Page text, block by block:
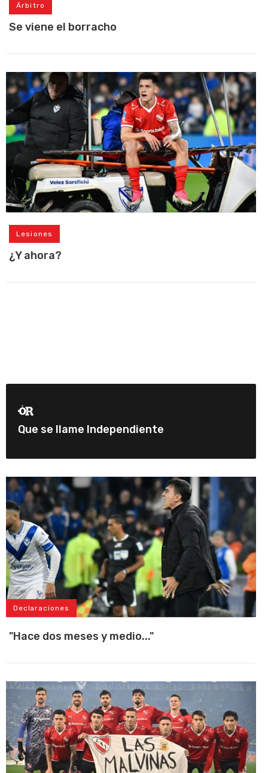
Árbitro
Se viene el borracho
Lesiones
¿Y ahora?
Que se llame Independiente
Declaraciones
"Hace dos meses y medio..."